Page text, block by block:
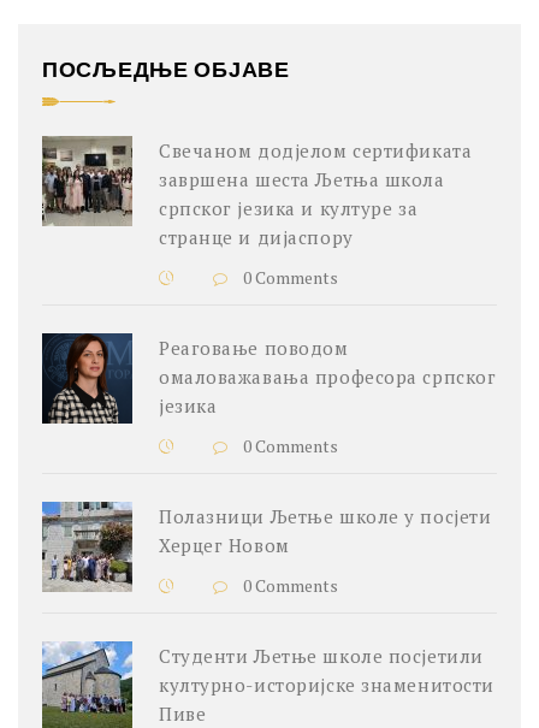
ПОСЉЕДЊЕ ОБЈАВЕ
Свечаном додјелом сертификата
завршена шеста Љетња школа
српског језика и културе за
странце и дијаспору
0 Comments
Реаговање поводом
омаловажавања професора српског
језика
0 Comments
Полазници Љетње школе у посјети
Херцег Новом
0 Comments
Студенти Љетње школе посјетили
културно-историјске знаменитости
Пиве